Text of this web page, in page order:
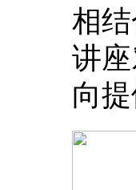
相结
讲
向